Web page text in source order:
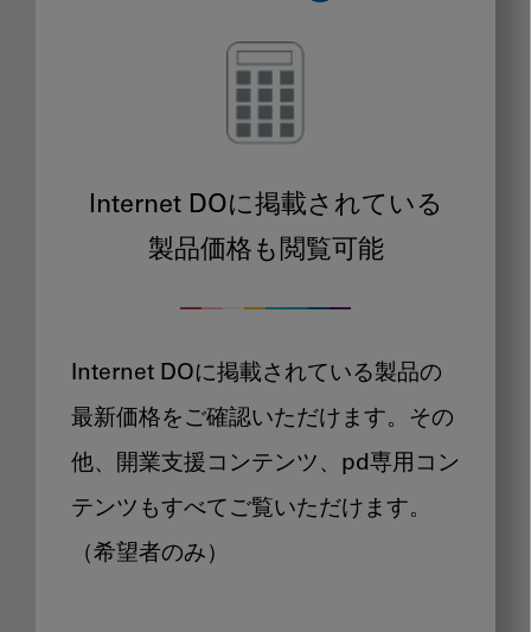
Internet DOに掲載されている
製品価格も閲覧可能
Internet DOに掲載されている製品の
最新価格をご確認いただけます。その
他、開業支援コンテンツ、pd専用コン
テンツもすべてご覧いただけます。
（希望者のみ）